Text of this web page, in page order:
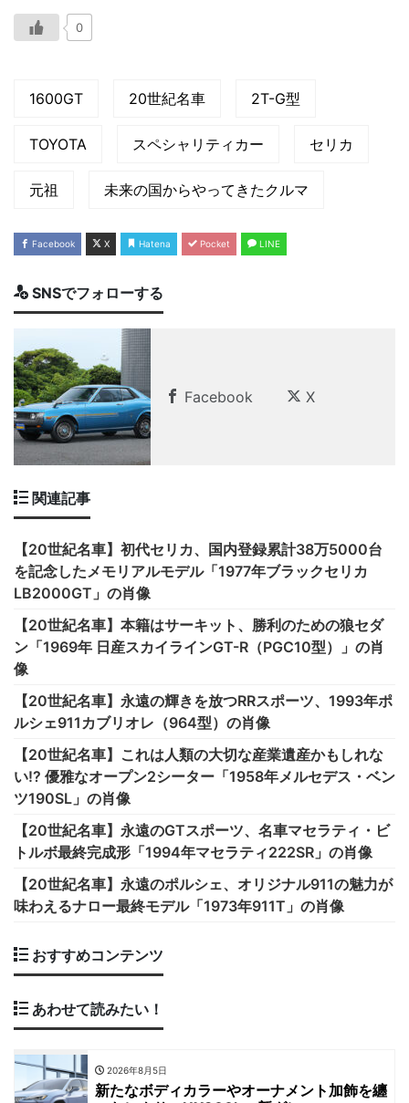
0
1600GT 20世紀名車 2T-G型
TOYOTA スペシャリティカー セリカ
元祖 未来の国からやってきたクルマ
Facebook X Hatena Pocket LINE
SNSでフォローする
Facebook X
関連記事
【20世紀名車】初代セリカ、国内登録累計38万5000台
を記念したメモリアルモデル「1977年ブラックセリカ
LB2000GT」の肖像
【20世紀名車】本籍はサーキット、勝利のための狼セダ
ン「1969年 日産スカイラインGT-R（PGC10型）」の肖
像
【20世紀名車】永遠の輝きを放つRRスポーツ、1993年ポ
ルシェ911カブリオレ（964型）の肖像
【20世紀名車】これは人類の大切な産業遺産かもしれな
い!? 優雅なオープン2シーター「1958年メルセデス・ベン
ツ190SL」の肖像
【20世紀名車】永遠のGTスポーツ、名車マセラティ・ビ
トルボ最終完成形「1994年マセラティ222SR」の肖像
【20世紀名車】永遠のポルシェ、オリジナル911の魅力が
味わえるナロー最終モデル「1973年911T」の肖像
おすすめコンテンツ
あわせて読みたい！
2026年8月5日
新たなボディカラーやオーナメント加飾を纏